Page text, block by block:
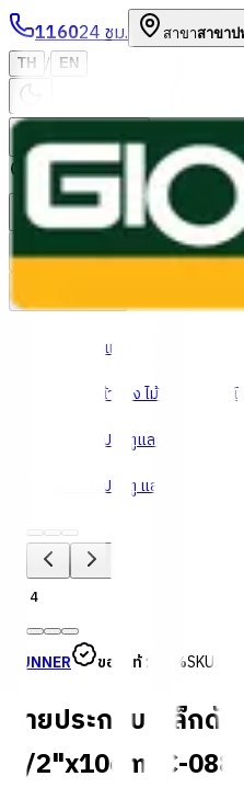
116024 ชม. สาขาสาขา
TH / EN
หมวดหมู่สินค้า
บัญชีของฉัน ตะกร้าสินค้า
Previous slide
หน้าแรก
ประตู หน้าต่าง ไม้ และอุปกรณ์
อุปกรณ์ประตูและหน้าต่าง
อุปกรณ์ประตู และรั้วเหล็ก
4
GUNNER ของแท้ 100%SKU:
ลายประกอบเหล็กดัด
1/2"x10cm. C-088